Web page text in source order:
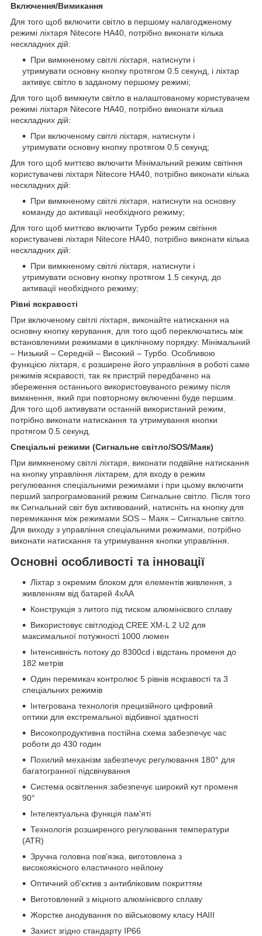
Включення/Вимикання
Для того щоб включити світло в першому налагодженому
режимі ліхтаря Nitecore HA40, потрібно виконати кілька
нескладних дій:
При вимкненому світлі ліхтаря, натиснути і
утримувати основну кнопку протягом 0.5 секунд, і ліхтар
активує світло в заданому першому режимі;
Для того щоб вимкнути світло в налаштованому користувачем
режимі ліхтаря Nitecore HA40, потрібно виконати кілька
нескладних дій:
При включеному світлі ліхтаря, натиснути і
утримувати основну кнопку протягом 0.5 секунд;
Для того щоб миттєво включити Мінімальний режим світіння
користувачеві ліхтаря Nitecore HA40, потрібно виконати кілька
нескладних дій:
При вимкненому світлі ліхтаря, натиснути на основну
команду до активації необхідного режиму;
Для того щоб миттєво включити Турбо режим світіння
користувачеві ліхтаря Nitecore HA40, потрібно виконати кілька
нескладних дій:
При вимкненому світлі ліхтаря, натиснути і
утримувати основну кнопку протягом 1.5 секунд, до
активації необхідного режиму;
Рівні яскравості
При включеному світлі ліхтаря, виконайте натискання на
основну кнопку керування, для того щоб переключатись між
встановленими режимами в циклічному порядку: Мінімальний
– Низький – Середній – Високий – Турбо. Особливою
функцією ліхтаря, є розширене його управління в роботі саме
режимів яскравості, так як пристрій передбачено на
збереження останнього використовуваного режиму після
вимкнення, який при повторному включенні буде першим.
Для того щоб активувати останній використаний режим,
потрібно виконати натискання та утримування кнопки
протягом 0.5 секунд.
Спеціальні режими (Сигнальне світло/SOS/Маяк)
При вимкненому світлі ліхтаря, виконати подвійне натискання
на кнопку управління ліхтарем, для входу в режим
регулювання спеціальними режимами і при цьому включити
перший запрограмований режим Сигнальне світло. Після того
як Сигнальний світ був активований, натисніть на кнопку для
перемикання між режимами SOS – Маяк – Сигнальне світло.
Для виходу з управління спеціальними режимами, потрібно
виконати натискання та утримування кнопки управління.
Основні особливості та інновації
Ліхтар з окремим блоком для елементів живлення, з
живленням від батарей 4xAA
Конструкція з литого під тиском алюмінієвого сплаву
Використовує світлодіод CREE XM-L 2 U2 для
максимальної потужності 1000 люмен
Інтенсивність потоку до 8300cd і відстань променя до
182 метрів
Один перемикач контролює 5 рівнів яскравості та 3
спеціальних режимів
Інтегрована технологія прецизійного цифровий
оптики для екстремальної відбивної здатності
Високопродуктивна постійна схема забезпечує час
роботи до 430 годин
Похилий механізм забезпечує регулювання 180° для
багатогранної підсвічування
Система освітлення забезпечує широкий кут променя
90°
Інтелектуальна функція пам'яті
Технологія розширеного регулювання температури
(ATR)
Зручна головна пов'язка, виготовлена з
високоякісного еластичного нейлону
Оптичний об'єктив з антибліковим покриттям
Виготовлений з міцного алюмінієвого сплаву
Жорстке анодування по військовому класу HAIII
Захист згідно стандарту IP66